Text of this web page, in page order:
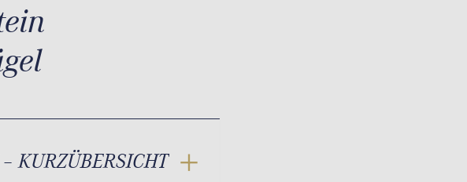
KURZÜBERSICHT